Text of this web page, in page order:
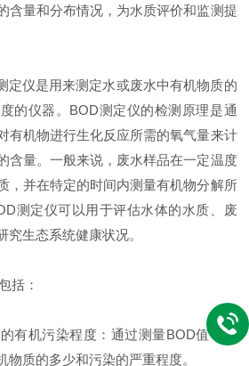
含量和分布情况，为水质评价和监测提
仪是用来测定水或废水中有机物质的
的仪器。BOD测定仪的检测原理是通
有机物进行生化反应所需的氧气量来计
含量。一般来说，废水样品在一定温度
，并在特定的时间内测量有机物分解所
测定仪可以用于评估水体的水质、废
究生态系统健康状况。
括：
机污染程度：通过测量BOD值，可
物质的多少和污染的严重程度。